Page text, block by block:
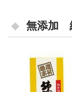
無添加